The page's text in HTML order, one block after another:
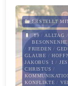
mehr
als
Druck"
ERSTELLT
19 / ALLTAG /
/ FRIEDEN /
GLAUBE /
JAKOBUS 1 /
CHRISTUS /
KONFLIKTE /